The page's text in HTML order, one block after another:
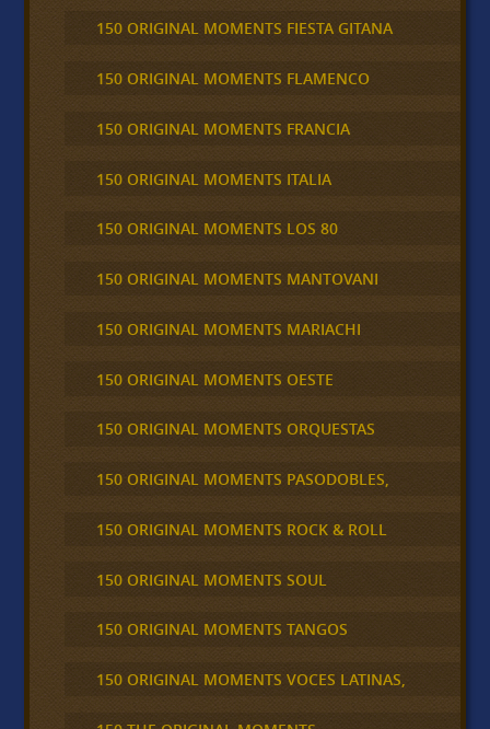
150 ORIGINAL MOMENTS FIESTA GITANA
150 ORIGINAL MOMENTS FLAMENCO
150 ORIGINAL MOMENTS FRANCIA
150 ORIGINAL MOMENTS ITALIA
150 ORIGINAL MOMENTS LOS 80
150 ORIGINAL MOMENTS MANTOVANI
150 ORIGINAL MOMENTS MARIACHI
150 ORIGINAL MOMENTS OESTE
150 ORIGINAL MOMENTS ORQUESTAS
150 ORIGINAL MOMENTS PASODOBLES,
150 ORIGINAL MOMENTS ROCK & ROLL
150 ORIGINAL MOMENTS SOUL
150 ORIGINAL MOMENTS TANGOS
150 ORIGINAL MOMENTS VOCES LATINAS,